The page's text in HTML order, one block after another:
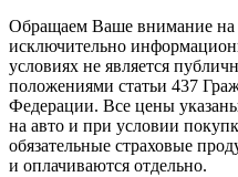
Обращаем Ваше внимание на
исключительно
условиях не является
положениями статьи 437
Федерации. Все цены
на авто и при условии
обязательные страховые
и оплачиваются отдельно.